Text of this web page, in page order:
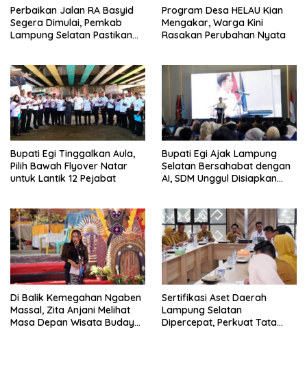
Perbaikan Jalan RA Basyid
Segera Dimulai, Pemkab
Lampung Selatan Pastikan
Program Desa HELAU Kian
Mengakar, Warga Kini
Rasakan Perubahan Nyata
Bupati Egi Tinggalkan Aula,
Pilih Bawah Flyover Natar
untuk Lantik 12 Pejabat
Bupati Egi Ajak Lampung
Selatan Bersahabat dengan
AI, SDM Unggul Disiapkan
Di Balik Kemegahan Ngaben
Massal, Zita Anjani Melihat
Masa Depan Wisata Budaya
Sertifikasi Aset Daerah
Lampung Selatan
Dipercepat, Perkuat Tata